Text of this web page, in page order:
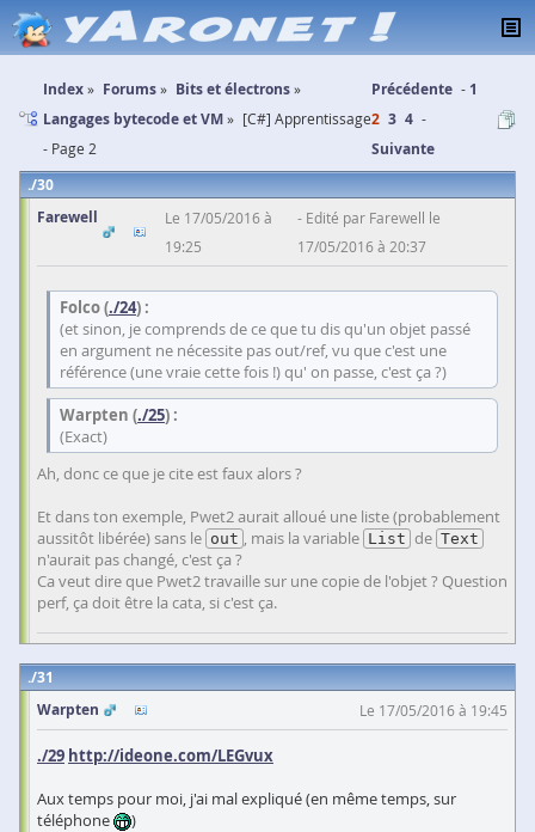
Index Forums
Bits et électrons
Langages bytecode et VM
[C#] Apprentissage
- Page 2
Précédente
1
2 3 4
Suivante
30
Farewell
Le 17/05/2016 à
19:25
Edité par Farewell le
17/05/2016 à 20:37
Folco (./24) :
(et sinon, je comprends de ce que tu dis qu'un objet passé
en argument ne nécessite pas out/ref, vu que c'est une
référence (une vraie cette fois !) qu' on passe, c'est ça ?)
Warpten (./25) :
(Exact)
Ah, donc ce que je cite est faux alors ?
Et dans ton exemple, Pwet2 aurait alloué une liste (probablement
aussitôt libérée) sans le out , mais la variable List de Text
n'aurait pas changé, c'est ça ?
Ca veut dire que Pwet2 travaille sur une copie de l'objet ? Question
perf, ça doit être la cata, si c'est ça.
31
Warpten
Le 17/05/2016 à 19:45
./29 http://ideone.com/LEGvux
Aux temps pour moi, j'ai mal expliqué (en même temps, sur
téléphone
)